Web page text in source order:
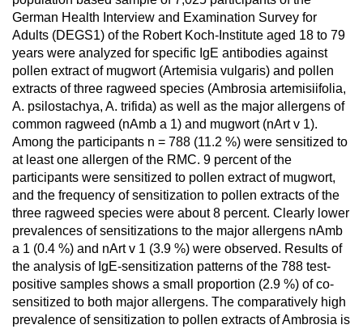
German Health Interview and Examination Survey for
Adults (DEGS1) of the Robert Koch-Institute aged 18 to 79
years were analyzed for specific IgE antibodies against
pollen extract of mugwort (Artemisia vulgaris) and pollen
extracts of three ragweed species (Ambrosia artemisiifolia,
A. psilostachya, A. trifida) as well as the major allergens of
common ragweed (nAmb a 1) and mugwort (nArt v 1).
Among the participants n = 788 (11.2 %) were sensitized to
at least one allergen of the RMC. 9 percent of the
participants were sensitized to pollen extract of mugwort,
and the frequency of sensitization to pollen extracts of the
three ragweed species were about 8 percent. Clearly lower
prevalences of sensitizations to the major allergens nAmb
a 1 (0.4 %) and nArt v 1 (3.9 %) were observed. Results of
the analysis of IgE-sensitization patterns of the 788 test-
positive samples shows a small proportion (2.9 %) of co-
sensitized to both major allergens. The comparatively high
prevalence of sensitization to pollen extracts of Ambrosia is